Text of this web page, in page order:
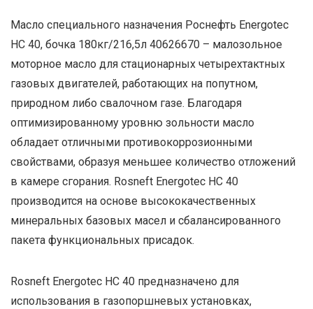
Масло специального назначения Роснефть Energotec
HC 40, бочка 180кг/216,5л 40626670 – малозольное
моторное масло для стационарных четырехтактных
газовых двигателей, работающих на попутном,
природном либо свалочном газе. Благодаря
оптимизированному уровню зольности масло
обладает отличными противокоррозионными
свойствами, образуя меньшее количество отложений
в камере сгорания. Rosneft Energotec HC 40
производится на основе высококачественных
минеральных базовых масел и сбалансированного
пакета функциональных присадок.
Rosneft Energotec HC 40 предназначено для
использования в газопоршневых установках,